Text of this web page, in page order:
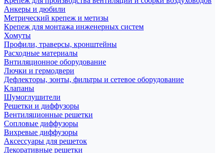
Анкеры и дюбили
Метрический крепеж и метизы
Крепеж для монтажа инженерных систем
Хомуты
Профили, траверсы, кронштейны
Расходные материалы
Внтиляционное оборудование
Лючки и гермодвери
Дефлекторы, зонты, фильтры и сетевое оборудование
Клапаны
Шумоглушители
Решетки и диффузоры
Вентиляционные решетки
Сопловые диффузоры
Вихревые диффузоры
Аксессуары для решеток
Декоративные решетки